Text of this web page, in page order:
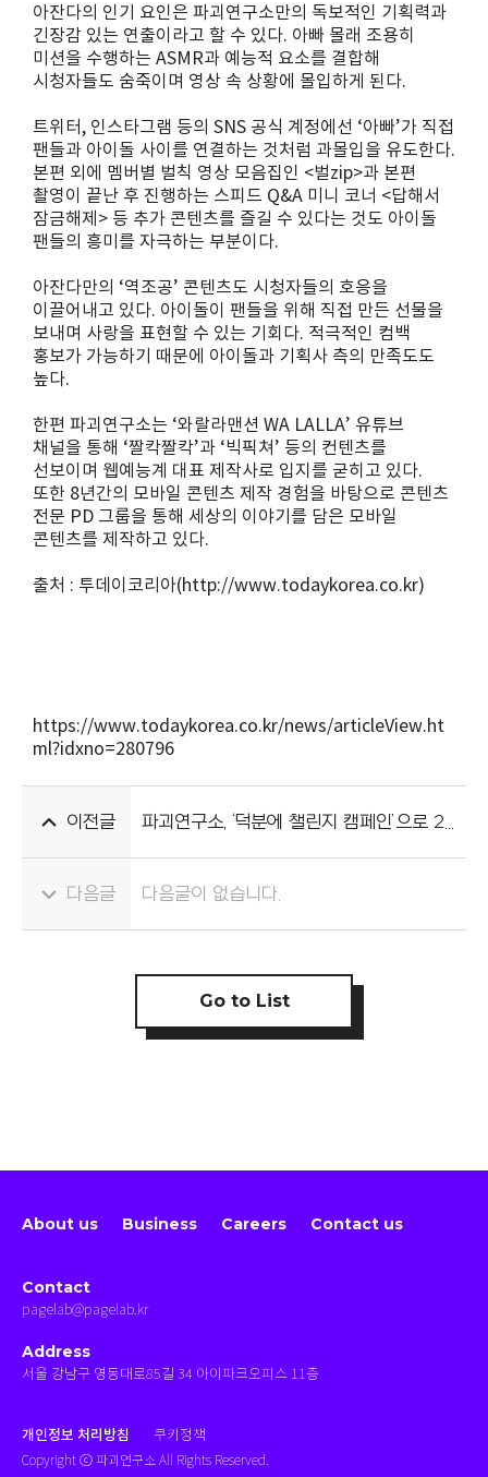
아잔다의 인기 요인은 파괴연구소만의 독보적인 기획력과
긴장감 있는 연출이라고 할 수 있다. 아빠 몰래 조용히
미션을 수행하는 ASMR과 예능적 요소를 결합해
시청자들도 숨죽이며 영상 속 상황에 몰입하게 된다.
트위터, 인스타그램 등의 SNS 공식 계정에선 ‘아빠’가 직접
팬들과 아이돌 사이를 연결하는 것처럼 과몰입을 유도한다.
본편 외에 멤버별 벌칙 영상 모음집인 <벌zip>과 본편
촬영이 끝난 후 진행하는 스피드 Q&A 미니 코너 <답해서
잠금해제> 등 추가 콘텐츠를 즐길 수 있다는 것도 아이돌
팬들의 흥미를 자극하는 부분이다.
아잔다만의 ‘역조공’ 콘텐츠도 시청자들의 호응을
이끌어내고 있다. 아이돌이 팬들을 위해 직접 만든 선물을
보내며 사랑을 표현할 수 있는 기회다. 적극적인 컴백
홍보가 가능하기 때문에 아이돌과 기획사 측의 만족도도
높다.
한편 파괴연구소는 ‘와랄라맨션 WA LALLA’ 유튜브
채널을 통해 ‘짤칵짤칵’과 ‘빅픽쳐’ 등의 컨텐츠를
선보이며 웹예능계 대표 제작사로 입지를 굳히고 있다.
또한 8년간의 모바일 콘텐츠 제작 경험을 바탕으로 콘텐츠
전문 PD 그룹을 통해 세상의 이야기를 담은 모바일
콘텐츠를 제작하고 있다.
출처 : 투데이코리아(http://www.todaykorea.co.kr)
https://www.todaykorea.co.kr/news/articleView.ht
ml?idxno=280796
이전글
다음글 다음글이 없습니다.
Go to List
About us Business Careers Contact us
Contact
pagelab@pagelab.kr
Address
서울 강남구 영동대로85길 34 아이파크오피스 11층
개인정보 처리방침 쿠키정책
Copyright ⓒ 파괴연구소 All Rights Reserved.